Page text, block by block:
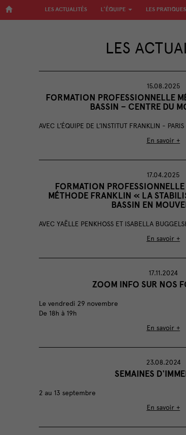
LES ACTUALITÉS L'ÉQUIPE LES PRATIQUES
LES
15.08.2025
FORMATION PROFESSIONNELLE
BASSIN – CENTRE DU
AVEC L’ÉQUIPE DE L’INSTITUT FRANKLIN - PARIS
En savoir +
17.04.2025
FORMATION PROFESSIONNELLE
MÉTHODE FRANKLIN « LA
BASSIN EN
AVEC YAËLLE PENKHOSS ET ISABELLA
En savoir +
17.11.2024
ZOOM INFO SUR NOS
Le vendredi 29 novembre
De 18h à 19h
En savoir +
23.08.2024
SEMAINES
2 au 13 septembre
En savoir +